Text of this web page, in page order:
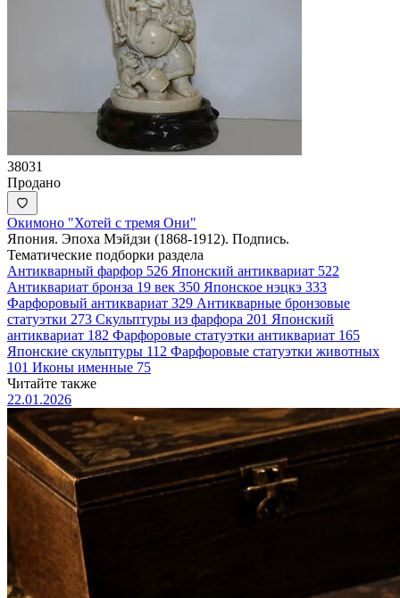
38031
Продано
Окимоно "Хотей с тремя Они"
Япония. Эпоха Мэйдзи (1868-1912). Подпись.
Тематические подборки раздела
Антикварный фарфор 526 Японский антиквариат 522
Антиквариат бронза 19 век 350 Японское нэцкэ 333
Фарфоровый антиквариат 329 Антикварные бронзовые
статуэтки 273 Скульптуры из фарфора 201 Японский
антиквариат 182 Фарфоровые статуэтки антиквариат 165
Японские скульптуры 112 Фарфоровые статуэтки животных
101 Иконы именные 75
Читайте также
22.01.2026